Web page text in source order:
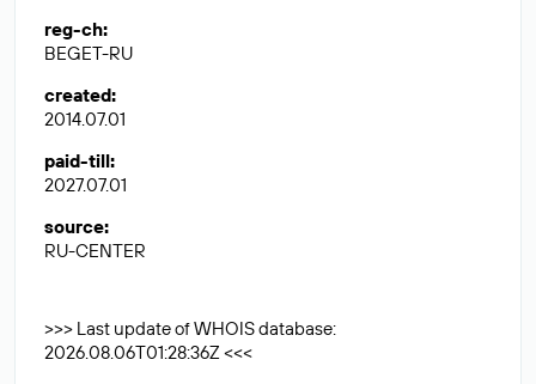
reg-ch:
BEGET-RU
created:
2014.07.01
paid-till:
2027.07.01
source:
RU-CENTER
>>> Last update of WHOIS database:
2026.08.06T01:28:36Z <<<